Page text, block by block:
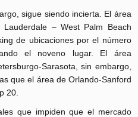
sigue siendo incierta. El área
– West Palm Beach
de ubicaciones por el número
el noveno lugar. El área
Sarasota, sin embargo,
que el área de Orlando-Sanford
20.
que impiden que el mercado